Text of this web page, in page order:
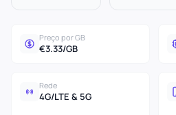
Preço por GB
€3.33/GB
Rede
4G/LTE & 5G